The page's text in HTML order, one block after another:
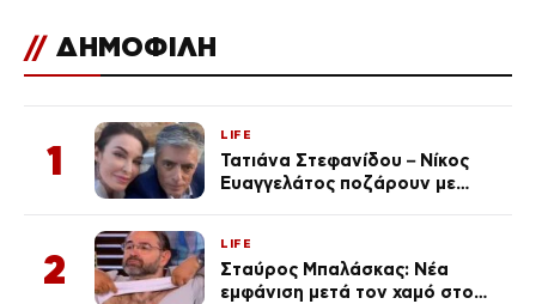
// ΔΗΜΟΦΙΛΗ
1
LIFE
Τατιάνα Στεφανίδου – Νίκος
Ευαγγελάτος ποζάρουν με
2
LIFE
Σταύρος Μπαλάσκας: Νέα
εμφάνιση μετά τον χαμό στο